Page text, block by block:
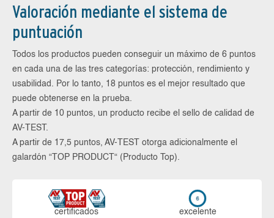
Valoración mediante el sistema de
puntuación
Todos los productos pueden conseguir un máximo de 6 puntos
en cada una de las tres categorías: protección, rendimiento y
usabilidad. Por lo tanto, 18 puntos es el mejor resultado que
puede obtenerse en la prueba.
A partir de 10 puntos, un producto recibe el sello de calidad de
AV-TEST.
A partir de 17,5 puntos, AV-TEST otorga adicionalmente el
galardón “TOP PRODUCT“ (Producto Top).
certi­ficados ex­ce­len­te